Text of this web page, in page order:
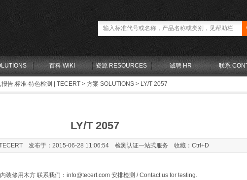
百科 WIKI 资源 RESOURCES 诚聘 HR 联系
告,标准-特色检测 | TECERT > 方案 SOLUTIONS > LY/T 2057
LY/T 2057
发布于：2015-06-28 11:06:54 检测认证一站式服务 收藏：Ctrl+D
装修用木方 联系我们：info@tecert.com 安排检测 / Contact us for testing.